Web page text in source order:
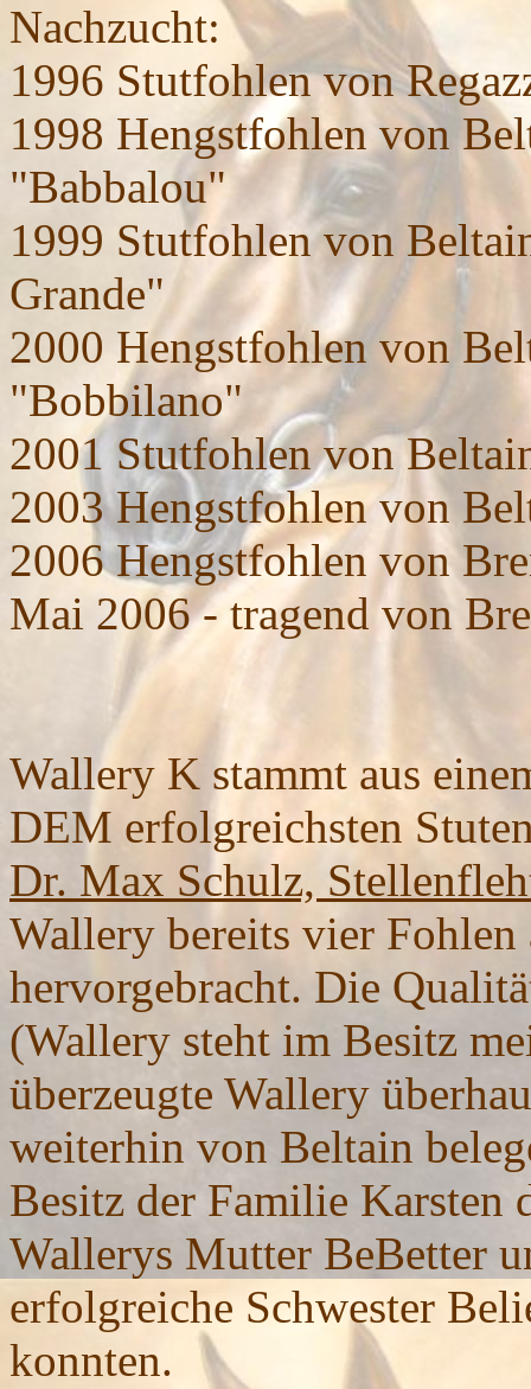
Nachzucht:
1996 Stutfohlen von
1998 Hengstfohlen von
"Babbalou"
1999 Stutfohlen von
Grande"
2000 Hengstfohlen von
"Bobbilano"
2001 Stutfohlen von
2003 Hengstfohlen von
2006 Hengstfohlen von
Mai 2006 - tragend von
Wallery K stammt aus
DEM erfolgreichsten
Dr. Max Schulz,
Wallery bereits vier
hervorgebracht. Die
(Wallery steht im Besitz
überzeugte Wallery
weiterhin von Beltain
Besitz der Familie Karsten
Wallerys Mutter BeBetter
erfolgreiche Schwester
konnten.